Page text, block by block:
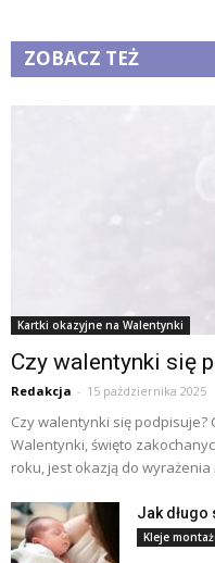
ZOBACZ TEŻ
Kartki okazyjne na Walentynki
Czy walentynki się
Redakcja - 15 października 2025
Czy walentynki się
Walentynki, święto
roku, jest okazją do wyrażenia
Jak
Kleje